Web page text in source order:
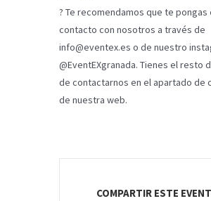
? Te recomendamos que te pongas
contacto con nosotros a través de
info@eventex.es o de nuestro
@EventEXgranada. Tienes el resto
de contactarnos en el apartado de
de nuestra web.
COMPARTIR ESTE